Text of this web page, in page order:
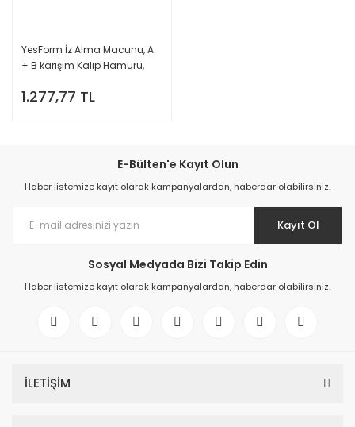
YesForm İz Alma Macunu, A
+ B karışım Kalıp Hamuru,
Kulak Kalıp silikonu, YesMed -
1.277,77 TL
E-Bülten'e Kayıt Olun
Haber listemize kayıt olarak kampanyalardan, haberdar olabilirsiniz.
Kayıt Ol
Sosyal Medyada Bizi Takip Edin
Haber listemize kayıt olarak kampanyalardan, haberdar olabilirsiniz.
İLETİŞİM